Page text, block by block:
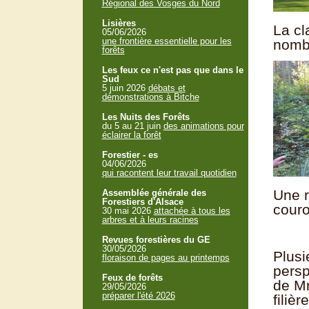
La
Une
de
Régional des Vosges du Nord
Lisières
05/06/2026
une frontière essentielle pour les
forêts
Les feux ce n'est pas que dans le
Sud
5 juin 2026 débats et
démonstrations à Bitche
Les Nuits des Forêts
du 5 au 21 juin des animations pour
éclairer la forêt
Forestier - es
04/06/2026
qui racontent leur travail quotidien
Assemblée générale des
Forestiers d'Alsace
30 mai 2026 attachée à tous les
arbres et à leurs racines
Revues forestières du GE
30/05/2026
floraison de pages au printemps
Feux de forêts
29/05/2026
préparer l'été 2026